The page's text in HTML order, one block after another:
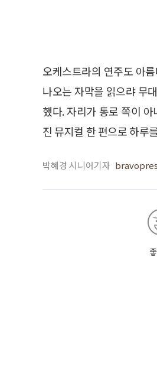
오케스트라의 연주도 아
나오는 자막을 읽으랴 무
했다. 자리가 통로 쪽이
진 뮤지컬 한 편으로 하루
박혜경 시니어기자